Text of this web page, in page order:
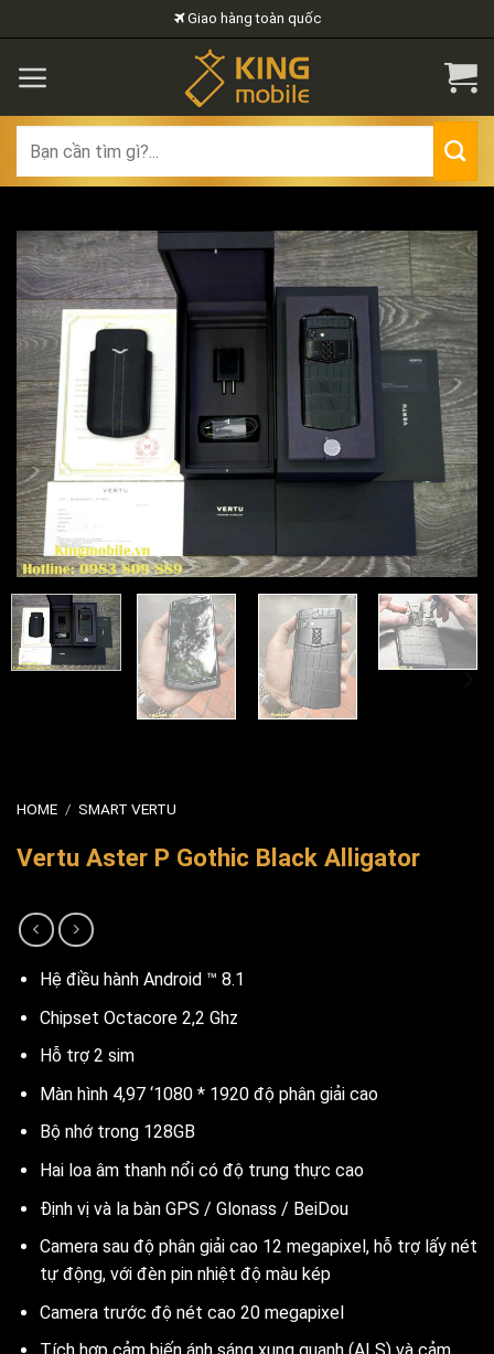
to
content
Giao hàng toàn quốc
for:
HOME / SMART VERTU
Vertu Aster P Gothic Black Alligator
Hệ điều hành Android ™ 8.1
Chipset Octacore 2,2 Ghz
Hỗ trợ 2 sim
Màn hình 4,97 ‘1080 * 1920 độ phân giải cao
Bộ nhớ trong 128GB
Hai loa âm thanh nổi có độ trung thực cao
Định vị và la bàn GPS / Glonass / BeiDou
Camera sau độ phân giải cao 12 megapixel, hỗ trợ lấy nét
tự động, với đèn pin nhiệt độ màu kép
Camera trước độ nét cao 20 megapixel